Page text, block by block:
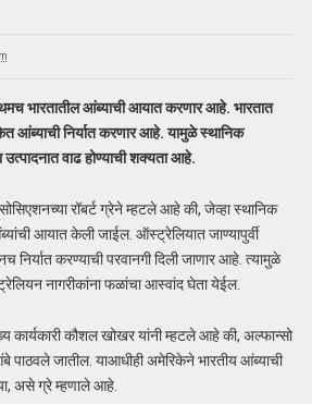
भारतातील आंब्याची आयात करणार आहे. भारतात
आंब्याची निर्यात करणार आहे. यामुळे स्थानिक
वाढ होण्याची शक्यता आहे.
रॉबर्ट ग्रेने म्हटले आहे की, जेव्हा स्थानिक
आयात केली जाईल. ऑस्ट्रेलियात जाण्यापुर्वी
करण्याची परवानगी दिली जाणार आहे. त्यामुळे
नागरीकांना फळांचा आस्वांद घेता येईल.
कार्यकारी कौशल खोखर यांनी म्हटले आहे की, अल्फान्सो
जातील. याआधीही अमेरिकेने भारतीय आंब्याची
असे ग्रे म्हणाले आहे.